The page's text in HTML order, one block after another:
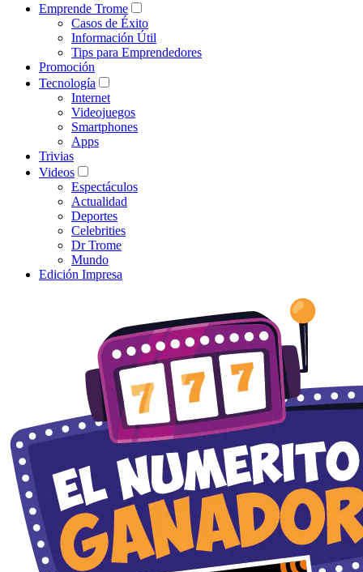
Emprende Trome
Casos de Éxito
Información Útil
Tips para Emprendedores
Promoción
Tecnología
Internet
Videojuegos
Smartphones
Apps
Trivias
Videos
Espectáculos
Actualidad
Deportes
Celebrities
Dr Trome
Mundo
Edición Impresa